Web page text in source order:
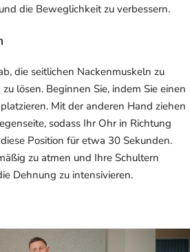
die Beweglichkeit zu verbessern.
die seitlichen Nackenmuskeln zu
lösen. Beginnen Sie, indem Sie einen
Mit der anderen Hand ziehen
sodass Ihr Ohr in Richtung
Position für etwa 30 Sekunden.
zu atmen und Ihre Schultern
Dehnung zu intensivieren.